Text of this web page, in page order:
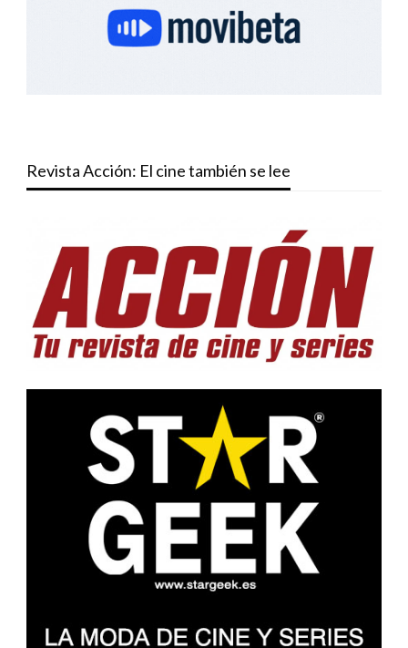
Revista Acción: El cine también se lee